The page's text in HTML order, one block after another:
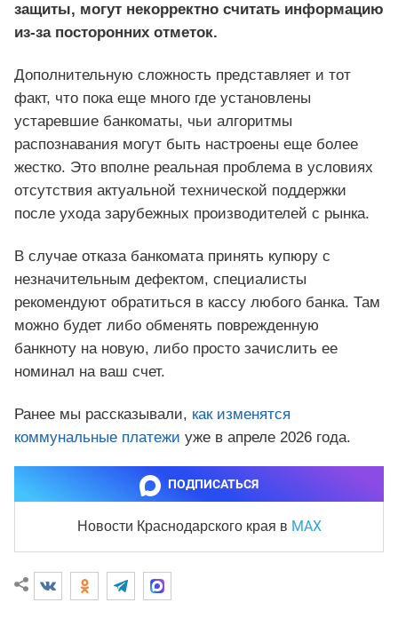
защиты, могут некорректно считать информацию
из-за посторонних отметок.
Дополнительную сложность представляет и тот
факт, что пока еще много где установлены
устаревшие банкоматы, чьи алгоритмы
распознавания могут быть настроены еще более
жестко. Это вполне реальная проблема в условиях
отсутствия актуальной технической поддержки
после ухода зарубежных производителей с рынка.
В случае отказа банкомата принять купюру с
незначительным дефектом, специалисты
рекомендуют обратиться в кассу любого банка. Там
можно будет либо обменять поврежденную
банкноту на новую, либо просто зачислить ее
номинал на ваш счет.
Ранее мы рассказывали, как изменятся
коммунальные платежи уже в апреле 2026 года.
ПОДПИСАТЬСЯ
Новости Краснодарского края в MAX